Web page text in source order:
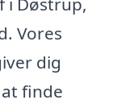
Vores
dig
finde